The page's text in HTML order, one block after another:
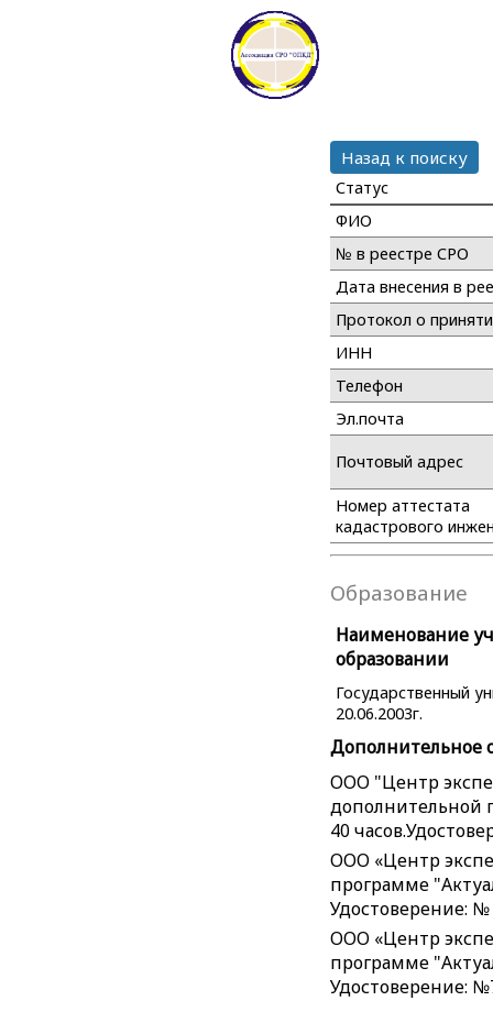
Назад к поиску
Статус
ФИО
№ в реестре СРО
Дата внесения в
Протокол о
ИНН
Телефон
Эл.почта
Почтовый адрес
Номер аттестата
кадастрового
Образование
Наименование
образовании
Государственный
20.06.2003г.
Дополнительное
ООО "Центр
дополнительной
40
ООО «Центр
программе
Удостоверение: №
ООО «Центр
программе
Удостоверение: